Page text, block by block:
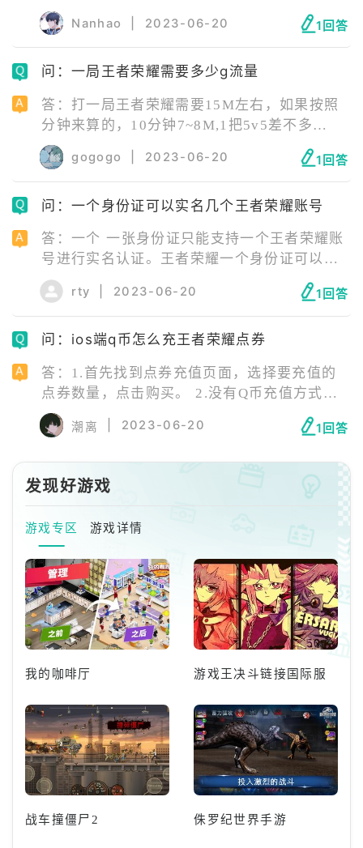
的操作，就会被其他玩家嘲讽为下饭。例如闪
现撞墙，闪现移坟，空大等等。
Nanhao 2023-06-20 1回答
问：一局王者荣耀需要多少g流量
答：打一局王者荣耀需要15M左右，如果按照
分钟来算的，10分钟7~8M,1把5v5差不多
15M。连续不断玩了两个小时，大概会消耗
100M左右流量，这相比普通的欢乐斗地主等小
游戏，要耗流量的多。
gogogo 2023-06-20 1回答
问：一个身份证可以实名几个王者荣耀账号
答：一个 一张身份证只能支持一个王者荣耀账
号进行实名认证。王者荣耀一个身份证可以绑
多个号码,成年玩家可以绑定的号较多,但也是有
限制的,官方没公布具体次数。 如果玩家一个是
微信号,一个是QQ号,这两个使用同一个身份证
是可以的。但是未成年的同一张身份证只能用
rty 2023-06-20 1回答
问：ios端q币怎么充王者荣耀点券
答：1.首先找到点券充值页面，选择要充值的
点券数量，点击购买。 2.没有Q币充值方式的
话点击更多支付按钮。 3.选择用Q币的方式进
行支付就可以用Q币充点券了。
潮离 2023-06-20 1回答
发现好游戏
游戏专区 游戏详情
我的咖啡厅 游戏王决斗链接国际服
战车撞僵尸2 侏罗纪世界手游